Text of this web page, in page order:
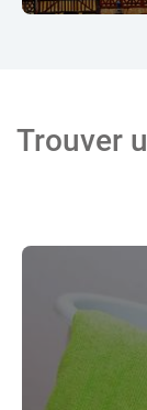
Trouver